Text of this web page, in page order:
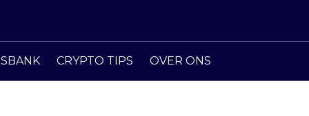
CRYPTO TIPS OVER ONS